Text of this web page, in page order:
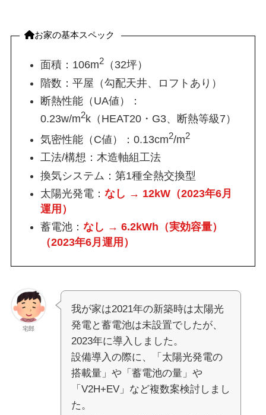
お家の基本スペック
面積：106m2 （32坪）
階数：平屋（勾配天井、ロフトあり）
断熱性能（UA値）：
0.23w/m2k（HEAT20・G3、断熱等級7）
気密性能（C値）：0.13cm2/m2
工法/構想：木造軸組工法
換気システム：第1種全熱交換型
太陽光発電：なし → 12kW （2023年6月
運用）
蓄電池：なし →6.2kWh（実効容量）
（2023年6月運用 ）
宅郎
我が家は2021年の新築時は太陽光
発電と蓄電池は未設置でしたが、
2023年に導入しました。
設備導入の際に、「太陽光発電の
搭載量」や「蓄電池の量」や
「V2H+EV」など複数案検討しまし
た。